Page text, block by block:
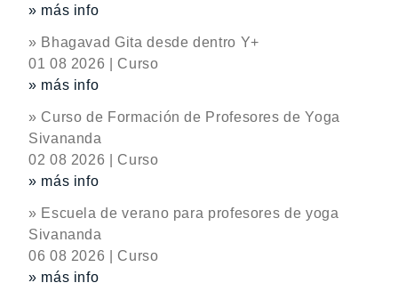
» más info
» Bhagavad Gita desde dentro Y+
01 08 2026 | Curso
» más info
» Curso de Formación de Profesores de Yoga
Sivananda
02 08 2026 | Curso
» más info
» Escuela de verano para profesores de yoga
Sivananda
06 08 2026 | Curso
» más info